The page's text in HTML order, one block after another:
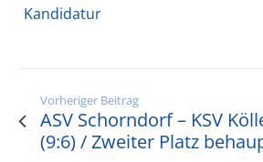
Kandidatur
Vorheriger Beitrag
ASV Schorndorf – KSV
(9:6) / Zweiter Platz